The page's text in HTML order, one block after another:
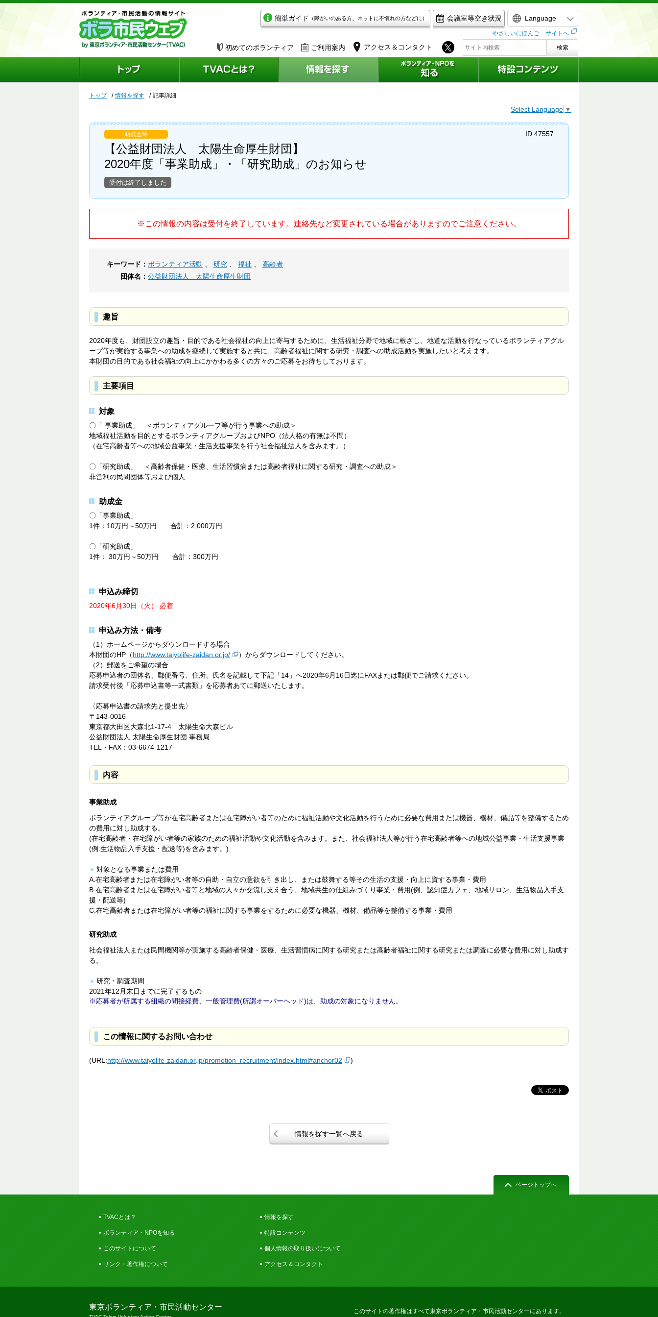
簡単ガイド （障がいのある方、ネットに不慣れの方などに） 会議室等空き状況 Language
やさしいにほんご サイトへ
初めてのボランティア ご利用案内 アクセス＆コンタクト 検索
トップ 情報を探す 記事詳細
Select Language ▼
助成金等
【公益財団法人 太陽生命厚生財団】
2020年度「事業助成」・「研究助成」のお知らせ
受付は終了しました
ID:47557
※この情報の内容は受付を終了しています。連絡先など変更されている場合がありますのでご注意ください。
キーワード： ボランティア活動 研究 福祉
高齢者
団体名： 公益財団法人 太陽生命厚生財団
趣旨
2020年度も、財団設立の趣旨・目的である社会福祉の向上に寄与するために、生活福祉分野で地域に根ざし、地道な活動を行なっているボランティアグル
ープ等が実施する事業への助成を継続して実施すると共に、高齢者福祉に関する研究・調査への助成活動を実施したいと考えます。
本財団の目的である社会福祉の向上にかかわる多くの方々のご応募をお待ちしております。
主要項目
対象
〇「 事業助成」 ＜ボランティアグループ等が行う事業への助成＞
地域福祉活動を目的とするボランティアグループおよびNPO（法人格の有無は不問）
（在宅高齢者等への地域公益事業・生活支援事業を行う社会福祉法人を含みます。）
〇「研究助成」 ＜高齢者保健・医療、生活習慣病または高齢者福祉に関する研究・調査への助成＞
非営利の民間団体等および個人
助成金
〇「事業助成」
1件：10万円～50万円 合計：2,000万円
〇「研究助成」
1件： 30万円～50万円 合計：300万円
申込み締切
2020年6月30日（火） 必着
申込み方法・備考
（1）ホームページからダウンロードする場合
本財団のHP（http://www.taiyolife-zaidan.or.jp/
）からダウンロードしてください。
（2）郵送をご希望の場合
応募申込者の団体名、郵便番号、住所、氏名を記載して下記「14」へ2020年6月16日迄にFAXまたは郵便でご請求ください。
請求受付後「応募申込書等一式書類」を応募者あてに郵送いたします。
〈応募申込書の請求先と提出先〉
〒143-0016
東京都大田区大森北1-17-4 太陽生命大森ビル
公益財団法人 太陽生命厚生財団 事務局
TEL・FAX：03-6674-1217
内容
事業助成
ボランティアグループ等が在宅高齢者または在宅障がい者等のために福祉活動や文化活動を行うために必要な費用または機器、機材、備品等を整備するため
の費用に対し助成する。
(在宅高齢者・在宅障がい者等の家族のための福祉活動や文化活動を含みます。また、社会福祉法人等が行う在宅高齢者等への地域公益事業・生活支援事業
(例:生活物品入手支援・配送等)を含みます。)
対象となる事業または費用
A.在宅高齢者または在宅障がい者等の自助・自立の意欲を引き出し、または鼓舞する等その生活の支援・向上に資する事業・費用
B.在宅高齢者または在宅障がい者等と地域の人々が交流し支え合う、地域共生の仕組みづくり事業・費用(例、認知症カフェ、地域サロン、生活物品入手支
援・配送等)
C.在宅高齢者または在宅障がい者等の福祉に関する事業をするために必要な機器、機材、備品等を整備する事業・費用
研究助成
社会福祉法人または民間機関等が実施する高齢者保健・医療、生活習慣病に関する研究または高齢者福祉に関する研究または調査に必要な費用に対し助成す
る。
研究・調査期間
2021年12月末日までに完了するもの
応募者が所属する組織の間接経費、一般管理費(所謂オーバーヘッド)は、助成の対象になりません。
この情報に関するお問い合わせ
(URL:http://www.taiyolife-zaidan.or.jp/promotion_recruitment/index.html#anchor02 )
情報を探す一覧へ戻る
TVACとは？ 情報を探す
ボランティア・NPOを知る 特設コンテンツ
このサイトについて 個人情報の取り扱いについて
リンク・著作権について アクセス＆コンタクト
ページトップへ
東京ボランティア・市民活動センター このサイトの著作権はすべて東京ボランティア・市民活動センターにあります。